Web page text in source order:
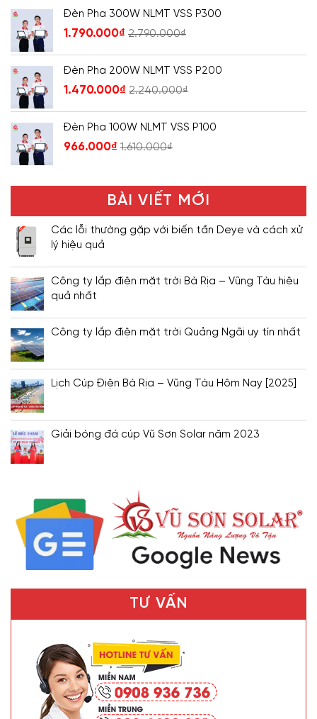
Đèn Pha 300W NLMT VSS P300
1.790.000₫ 2.790.000₫
Đèn Pha 200W NLMT VSS P200
1.470.000₫ 2.240.000₫
Đèn Pha 100W NLMT VSS P100
966.000₫ 1.610.000₫
BÀI VIẾT MỚI
Các lỗi thường gặp với biến tần Deye và cách xử
lý hiệu quả
Công ty lắp điện mặt trời Bà Rịa – Vũng Tàu hiệu
quả nhất
Công ty lắp điện mặt trời Quảng Ngãi uy tín nhất
Lịch Cúp Điện Bà Rịa – Vũng Tàu Hôm Nay [2025]
Giải bóng đá cúp Vũ Sơn Solar năm 2023
TƯ VẤN